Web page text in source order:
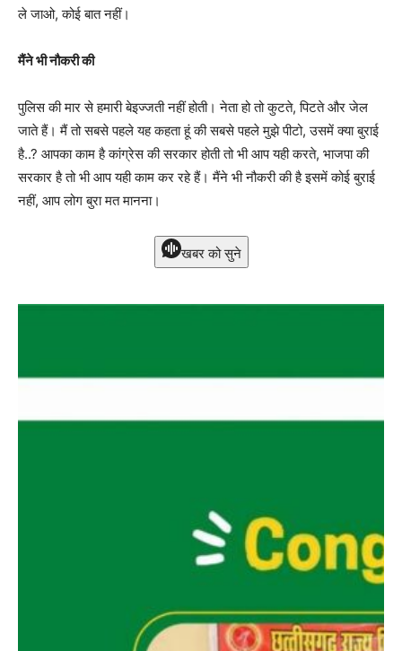
ले जाओ, कोई बात नहीं।
मैंने भी नौकरी की
पुलिस की मार से हमारी बेइज्जती नहीं होती। नेता हो तो कुटते, पिटते और जेल
जाते हैं। मैं तो सबसे पहले यह कहता हूं की सबसे पहले मुझे पीटो, उसमें क्या बुराई
है..? आपका काम है कांग्रेस की सरकार होती तो भी आप यही करते, भाजपा की
सरकार है तो भी आप यही काम कर रहे हैं। मैंने भी नौकरी की है इसमें कोई बुराई
नहीं, आप लोग बुरा मत मानना।
खबर को सुने